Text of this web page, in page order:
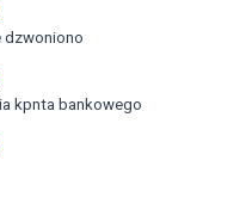
dzwoniono
kpnta bankowego